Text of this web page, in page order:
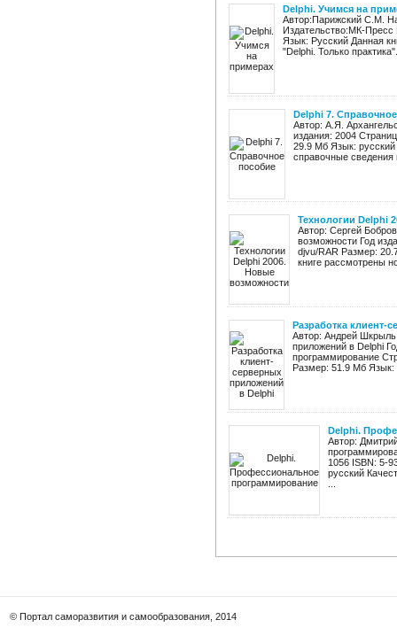
Delphi. Учимся на
Автор:Парижский С.М.
Издательство:МК-Пресс
Язык: Русский Данная
"Delphi. Только
Delphi 7.
Автор: А.Я.
издания: 2004
29.9 Мб Язык:
справочные
Технологии Delphi
Автор: Сергей
возможности Год
djvu/RAR Размер:
книге рассмотрены
Разработка клиент-
Автор: Андрей Шкрыль
приложений в Delphi
программирование
Размер: 51.9 Мб Язык:
Delphi.
Автор:
1056 ISBN: 5-
русский
© Портал саморазвития и самообразования, 2014